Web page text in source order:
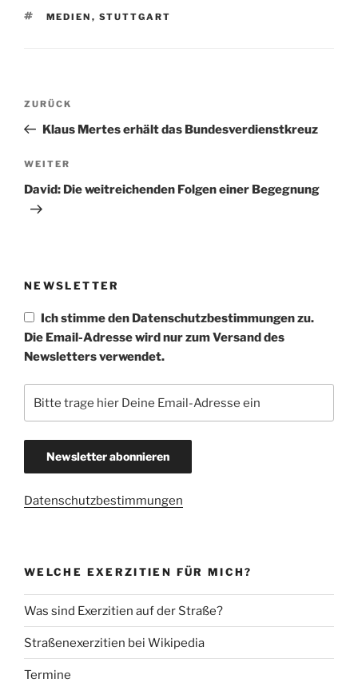
SCHLAGWÖRTER
MEDIEN , STUTTGART
Beitragsnavigation
Vorheriger
Beitrag
ZURÜCK
Klaus Mertes erhält das Bundesverdienstkreuz
Nächster
Beitrag
WEITER
David: Die weitreichenden Folgen einer Begegnung
NEWSLETTER
Ich stimme den Datenschutzbestimmungen zu.
Die Email-Adresse wird nur zum Versand des
Newsletters verwendet.
Datenschutzbestimmungen
WELCHE EXERZITIEN FÜR MICH?
Was sind Exerzitien auf der Straße?
Straßenexerzitien bei Wikipedia
Termine